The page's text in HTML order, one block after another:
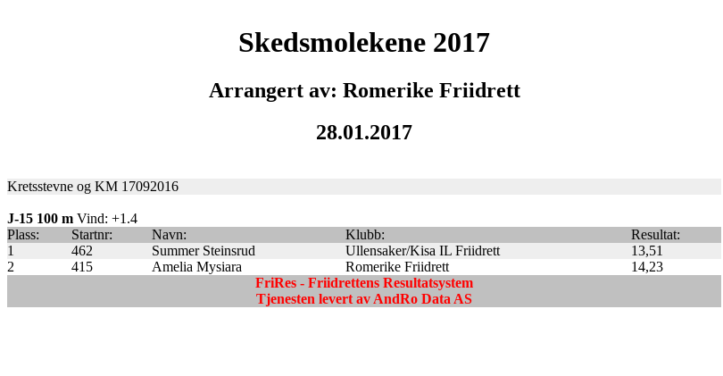
Skedsmolekene 2017
Arrangert av: Romerike Friidrett
28.01.2017
Kretsstevne og KM 17092016
J-15 100 m Vind: +1.4
Plass:
Startnr: Navn: Klubb:
Resultat:
1
462 Summer Steinsrud Ullensaker/Kisa IL Friidrett
13,51
2
415 Amelia Mysiara Romerike Friidrett
14,23
FriRes - Friidrettens Resultatsystem
Tjenesten levert av AndRo Data AS